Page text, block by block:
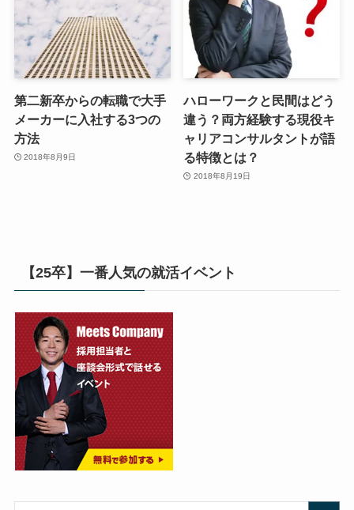
第二新卒からの転職で大手
メーカーに入社する3つの
方法
2018年8月9日
ハローワークと民間はどう
違う？両方経験する現役キ
ャリアコンサルタントが語
る特徴とは？
2018年8月19日
【25卒】一番人気の就活イベント